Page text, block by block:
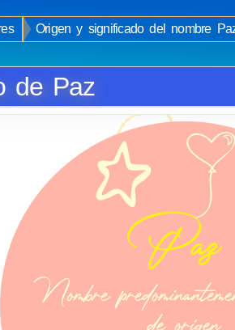
Origen y significado del nombre
de Paz